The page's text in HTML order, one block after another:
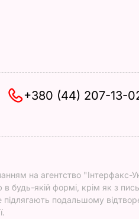
+380 (44) 207-13-
на агентство "Інтерфакс-
якій формі, крім як з
підлягають подальшому